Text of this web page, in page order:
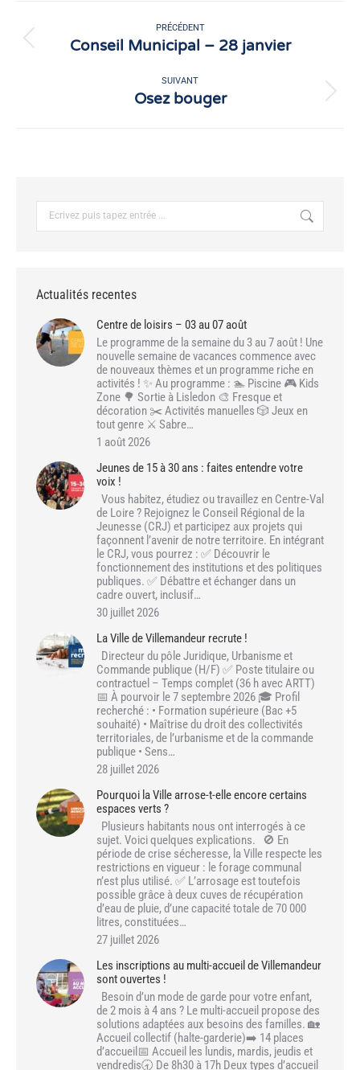
article
PRÉCÉDENT
Article
précédent
Conseil Municipal – 28 janvier
SUIVANT
Article
suivant
Osez bouger
Actualités recentes
Centre de loisirs – 03 au 07 août
Le programme de la semaine du 3 au 7 août ! Une
nouvelle semaine de vacances commence avec
de nouveaux thèmes et un programme riche en
activités ! ✨ Au programme : 🏊 Piscine 🎮 Kids
Zone 🌳 Sortie à Lisledon 🎨 Fresque et
décoration ✂️ Activités manuelles 🎲 Jeux en
tout genre ⚔️ Sabre…
1 août 2026
Jeunes de 15 à 30 ans : faites entendre votre
voix !
Vous habitez, étudiez ou travaillez en Centre-Val
de Loire ? Rejoignez le Conseil Régional de la
Jeunesse (CRJ) et participez aux projets qui
façonnent l’avenir de notre territoire. En intégrant
le CRJ, vous pourrez : ✅ Découvrir le
fonctionnement des institutions et des politiques
publiques. ✅ Débattre et échanger dans un
cadre ouvert, inclusif…
30 juillet 2026
La Ville de Villemandeur recrute !
Directeur du pôle Juridique, Urbanisme et
Commande publique (H/F) ✅ Poste titulaire ou
contractuel – Temps complet (36 h avec ARTT)
📅 À pourvoir le 7 septembre 2026 🎓 Profil
recherché : • Formation supérieure (Bac +5
souhaité) • Maîtrise du droit des collectivités
territoriales, de l’urbanisme et de la commande
publique • Sens…
28 juillet 2026
Pourquoi la Ville arrose-t-elle encore certains
espaces verts ?
Plusieurs habitants nous ont interrogés à ce
sujet. Voici quelques explications. 🚫 En
période de crise sécheresse, la Ville respecte les
restrictions en vigueur : le forage communal
n’est plus utilisé. ✅ L’arrosage est toutefois
possible grâce à deux cuves de récupération
d’eau de pluie, d’une capacité totale de 70 000
litres, constituées…
27 juillet 2026
Les inscriptions au multi-accueil de Villemandeur
sont ouvertes !
Besoin d’un mode de garde pour votre enfant,
de 2 mois à 4 ans ? Le multi-accueil propose des
solutions adaptées aux besoins des familles. 🏡
Accueil collectif (halte-garderie)➡️ 14 places
d’accueil📅 Accueil les lundis, mardis, jeudis et
vendredis🕣 De 8h30 à 17h Deux types d’accueil